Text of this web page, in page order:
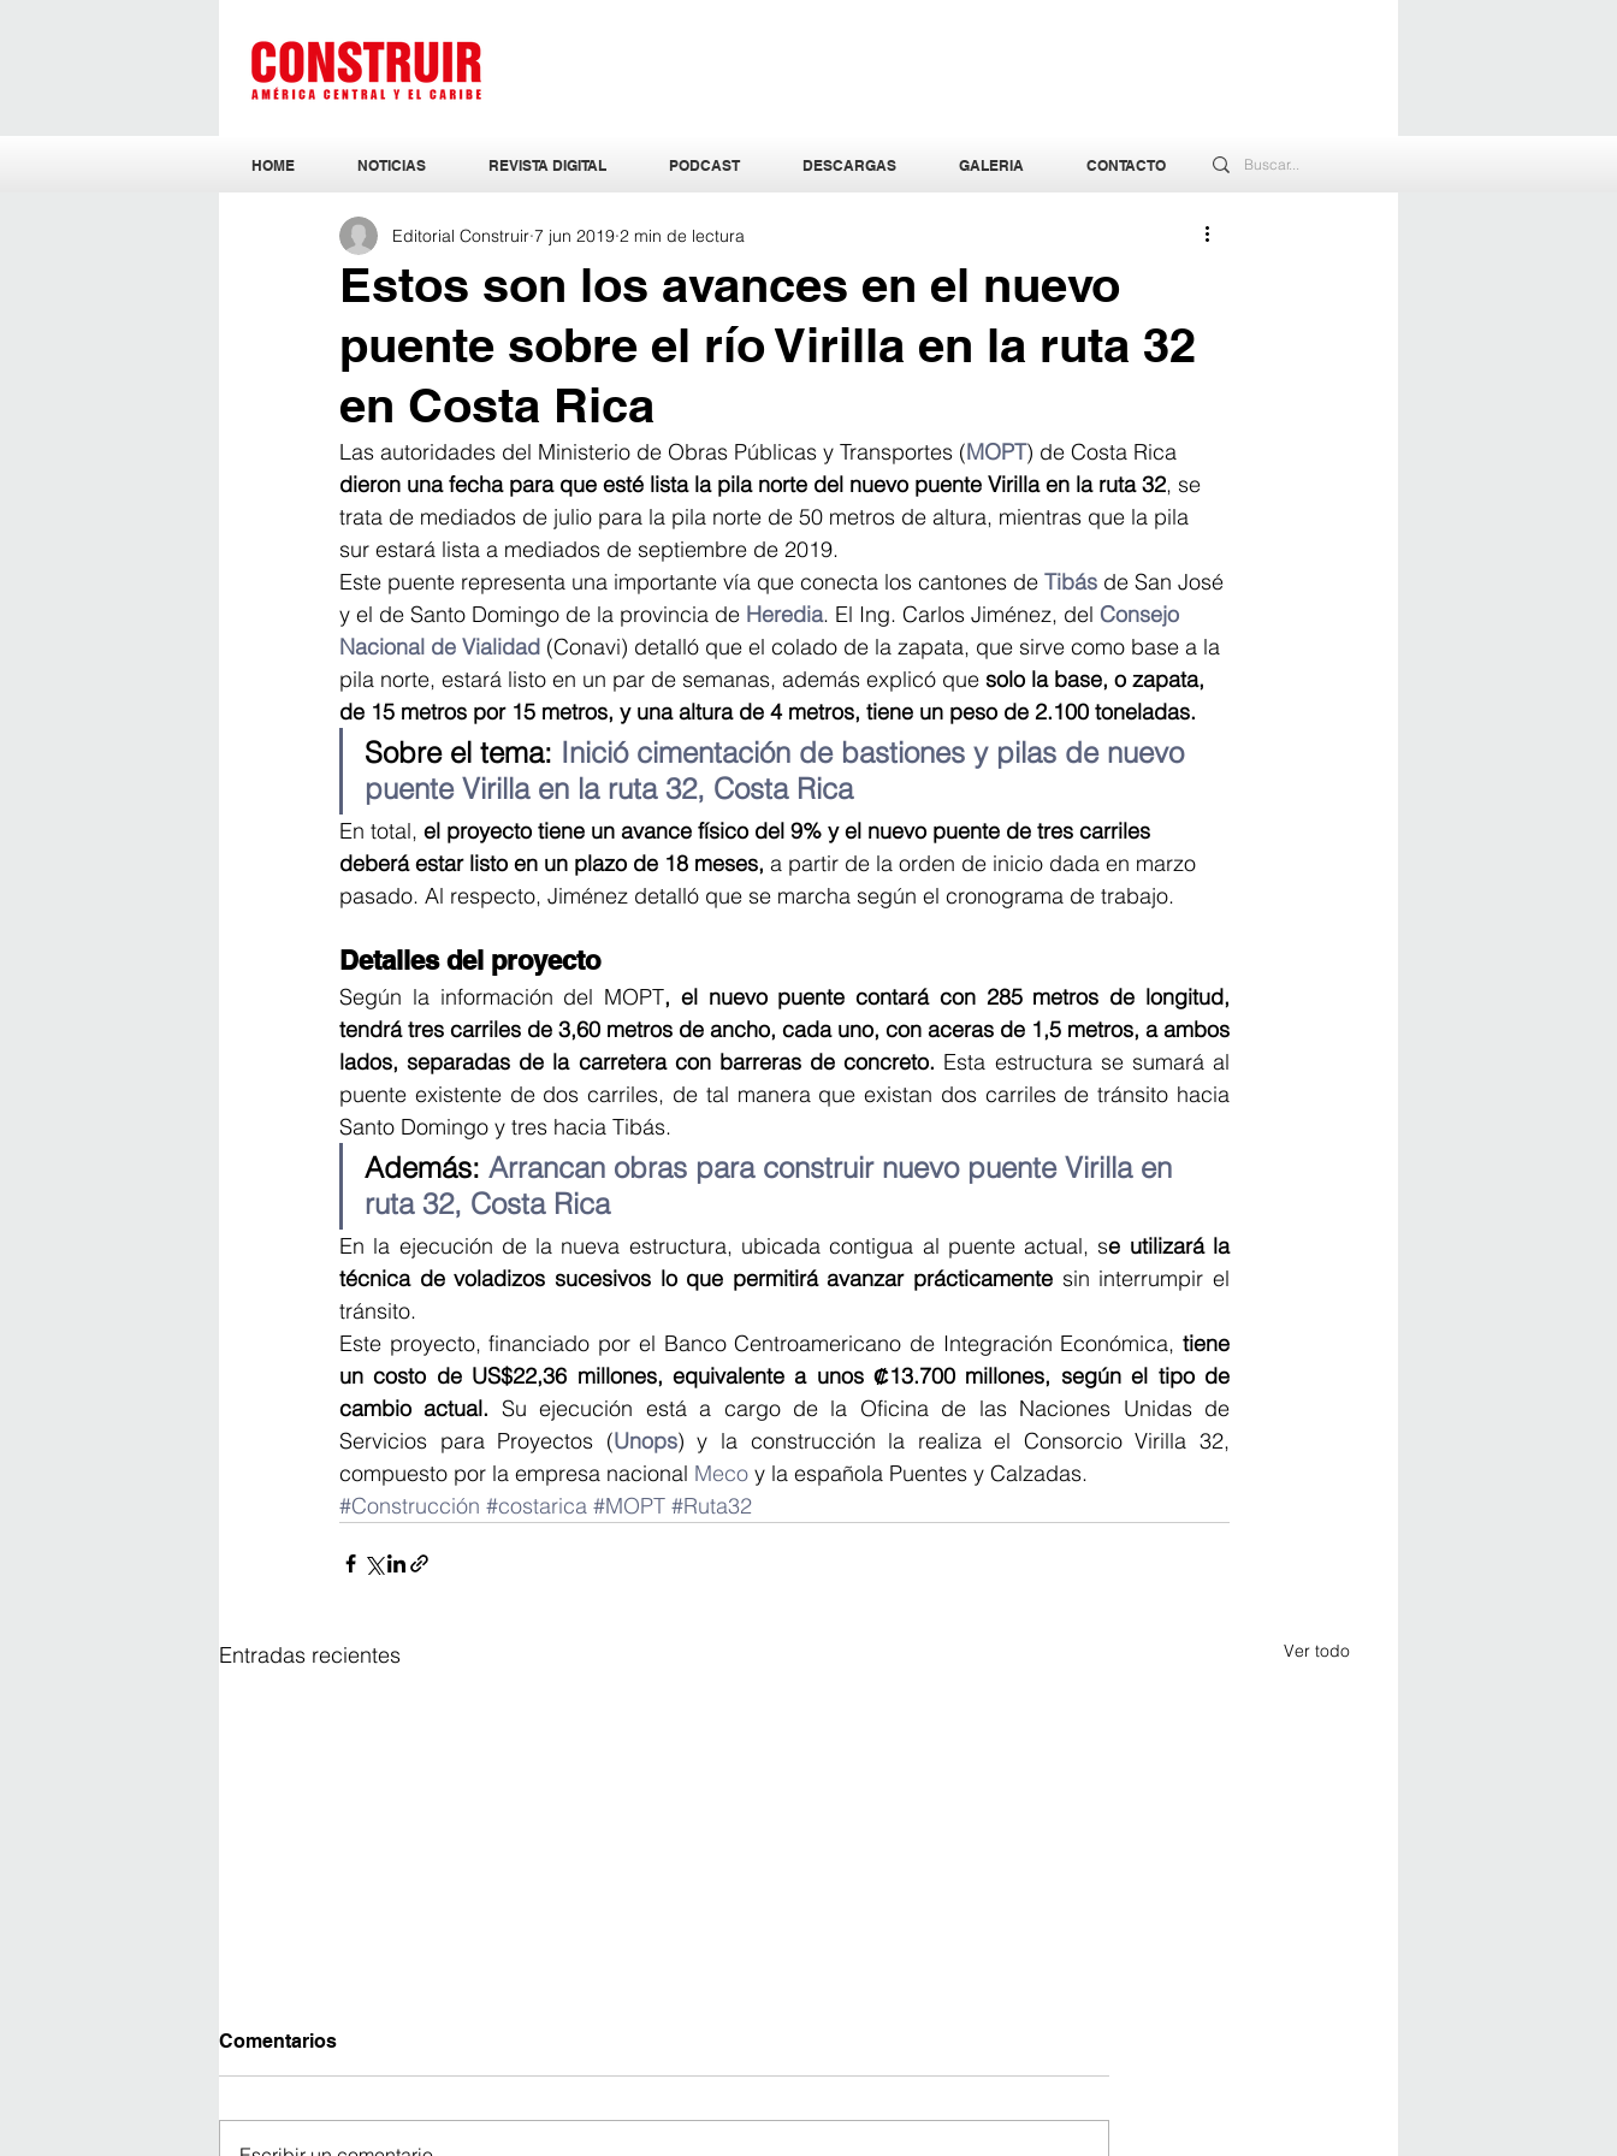
HOME NOTICIAS REVISTA DIGITAL PODCAST DESCARGAS GALERIA CONTACTO
Estos son los avances en el nuevo
puente sobre el río Virilla en la ruta 32
en Costa Rica
Editorial Construir 7 jun 2019 2 min de lectura
Las autoridades del Ministerio de Obras Públicas y Transportes (MOPT) de Costa Rica
dieron una fecha para que esté lista la pila norte del nuevo puente Virilla en la ruta 32, se
trata de mediados de julio para la pila norte de 50 metros de altura, mientras que la pila
sur estará lista a mediados de septiembre de 2019.
Este puente representa una importante vía que conecta los cantones de Tibás de San José
y el de Santo Domingo de la provincia de Heredia. El Ing. Carlos Jiménez, del Consejo
Nacional de Vialidad (Conavi) detalló que el colado de la zapata, que sirve como base a la
pila norte, estará listo en un par de semanas, además explicó que solo la base, o zapata,
de 15 metros por 15 metros, y una altura de 4 metros, tiene un peso de 2.100 toneladas.
Sobre el tema: Inició cimentación de bastiones y pilas de nuevo
puente Virilla en la ruta 32, Costa Rica
En total, el proyecto tiene un avance físico del 9% y el nuevo puente de tres carriles
deberá estar listo en un plazo de 18 meses, a partir de la orden de inicio dada en marzo
pasado. Al respecto, Jiménez detalló que se marcha según el cronograma de trabajo.
Detalles del proyecto
Según la información del MOPT, el nuevo puente contará con 285 metros de longitud,
tendrá tres carriles de 3,60 metros de ancho, cada uno, con aceras de 1,5 metros, a ambos
lados, separadas de la carretera con barreras de concreto. Esta estructura se sumará al
puente existente de dos carriles, de tal manera que existan dos carriles de tránsito hacia
Santo Domingo y tres hacia Tibás.
Además: Arrancan obras para construir nuevo puente Virilla en
ruta 32, Costa Rica
En la ejecución de la nueva estructura, ubicada contigua al puente actual, se utilizará la
técnica de voladizos sucesivos lo que permitirá avanzar prácticamente sin interrumpir el
tránsito.
Este proyecto, financiado por el Banco Centroamericano de Integración Económica, tiene
un costo de US$22,36 millones, equivalente a unos ₡13.700 millones, según el tipo de
cambio actual. Su ejecución está a cargo de la Oficina de las Naciones Unidas de
Servicios para Proyectos (Unops) y la construcción la realiza el Consorcio Virilla 32,
compuesto por la empresa nacional Meco y la española Puentes y Calzadas.
#Construcción #costarica #MOPT #Ruta32
Entradas recientes Ver todo
Comentarios